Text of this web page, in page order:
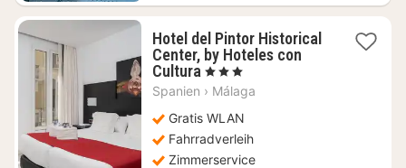
Hotel del Pintor Historical
Center, by Hoteles con
Cultura 1
Nacht
142,86
€
, 3 Sterne
Spanien › Málaga
Gratis WLAN
Fahrradverleih
Zimmerservice